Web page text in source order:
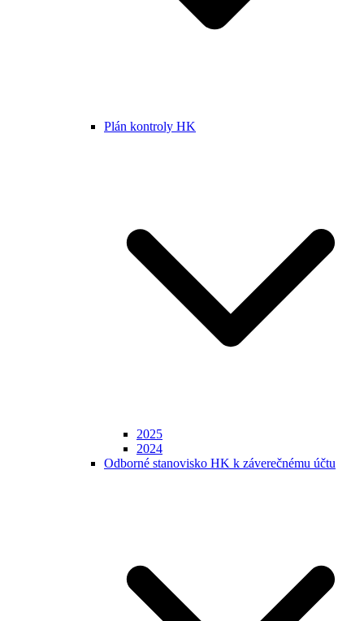
Plán kontroly HK
2025
2024
Odborné stanovisko HK k záverečnému účtu